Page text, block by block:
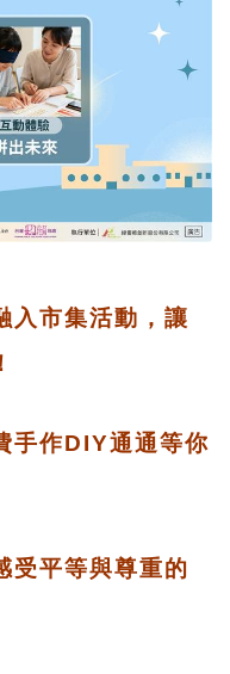
入市集活動，讓
手作DIY通通等你
受平等與尊重的